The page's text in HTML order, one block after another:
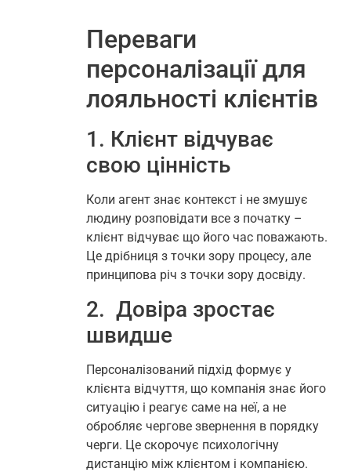
Переваги
персоналізації для
лояльності клієнтів
1. Клієнт відчуває
свою цінність
Коли агент знає контекст і не змушує
людину розповідати все з початку –
клієнт відчуває що його час поважають.
Це дрібниця з точки зору процесу, але
принципова річ з точки зору досвіду.
2. Довіра зростає
швидше
Персоналізований підхід формує у
клієнта відчуття, що компанія знає його
ситуацію і реагує саме на неї, а не
обробляє чергове звернення в порядку
черги. Це скорочує психологічну
дистанцію між клієнтом і компанією.